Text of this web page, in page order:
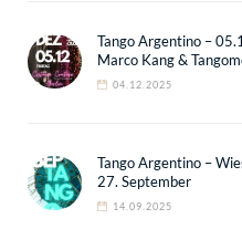
Tango Argentino –
Marco Kang &
04.12.2025
Tango Argentino –
27. September
14.09.2025